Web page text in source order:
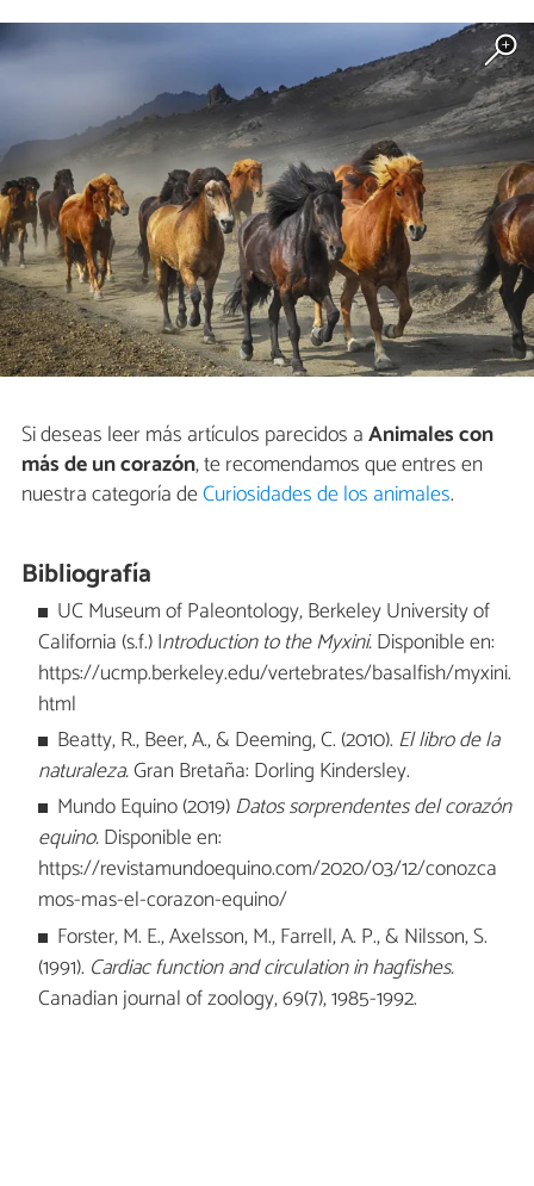
Si deseas leer más artículos parecidos aAnimales con
más de un corazón, te recomendamos que entres en
nuestra categoría deCuriosidades de los animales.
Bibliografía
UC Museum of Paleontology, Berkeley University of
California (s.f.) Introduction to the Myxini.Disponible en:
https://ucmp.berkeley.edu/vertebrates/basalfish/myxini.
html
Beatty, R., Beer, A., & Deeming, C. (2010). El libro de la
naturaleza.Gran Bretaña: Dorling Kindersley.
Mundo Equino (2019)Datos sorprendentes del corazón
equino.Disponible en:
https://revistamundoequino.com/2020/03/12/conozca
mos-mas-el-corazon-equino/
Forster, M. E., Axelsson, M., Farrell, A. P., & Nilsson, S.
(1991). Cardiac function and circulation in hagfishes.
Canadian journal of zoology, 69(7), 1985-1992.